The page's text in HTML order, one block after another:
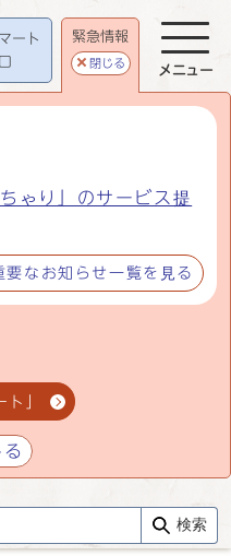
ート
緊急情報
閉じる
ゃり」のサービス提
要なお知らせ一覧を見る
」
メニュー
検索